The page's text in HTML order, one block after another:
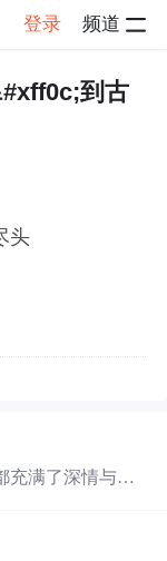
登录 频道
到古
头
充满了深情与爱